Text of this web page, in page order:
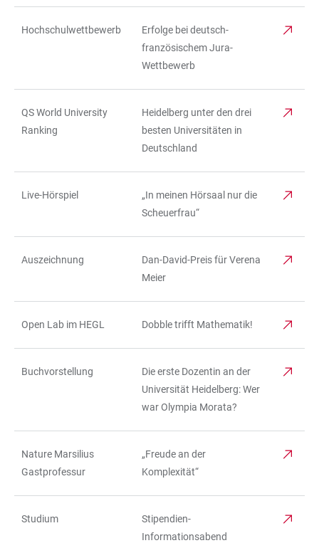
Hochschulwettbewerb
Erfolge bei deutsch-
französischem Jura-
Wettbewerb
QS World University
Ranking
Heidelberg unter den drei
besten Universitäten in
Deutschland
Live-Hörspiel
„In meinen Hörsaal nur die
Scheuerfrau“
Auszeichnung
Dan-David-Preis für Verena
Meier
Open Lab im HEGL Dobble trifft Mathematik!
Buchvorstellung
Die erste Dozentin an der
Universität Heidelberg: Wer
war Olympia Morata?
Nature Marsilius
Gastprofessur
„Freude an der
Komplexität“
Studium
Stipendien-
Informationsabend